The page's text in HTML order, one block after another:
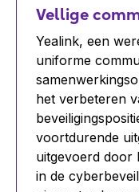
Vellige
Yealink, een
uniforme
het verbeteren
voortdurende
uitgevoerd door
in de